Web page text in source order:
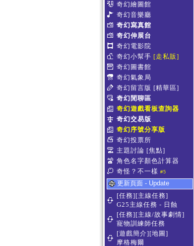
奇幻繪圖館
奇幻音樂廳
奇幻寫真館
奇幻伸展台
奇幻電影院
奇幻小幫手 [走私販]
奇幻圖書館
奇幻氣象局
奇幻留言版 [精華區]
奇幻閒聊區
奇幻遊戲看板查詢器
奇幻交易版
奇幻序號分享版
奇幻投票所
主題討論 [焦點]
角色名字顏色計算器
奇怪？不一樣 #5
更新頁面 - Update
[任務][主線任務]
G25主線任務 - 日蝕
[任務][主線/故事劇情]
寵物訓練師任務
[遊戲簡介][地圖]
摩格梅爾